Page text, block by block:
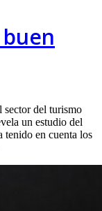
sector del turismo
un estudio del
tenido en cuenta los